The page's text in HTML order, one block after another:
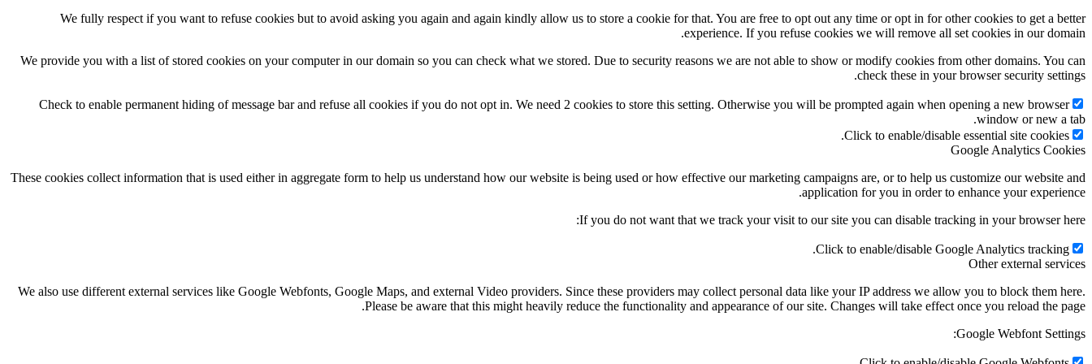
We fully respect if you want to refuse cookies but to avoid asking you again and again kindly allow us to store a cookie for that. You are free to opt out any time or opt in for other cookies to get a better
experience. If you refuse cookies we will remove all set cookies in our domain.
We provide you with a list of stored cookies on your computer in our domain so you can check what we stored. Due to security reasons we are not able to show or modify cookies from other domains. You can
check these in your browser security settings.
Check to enable permanent hiding of message bar and refuse all cookies if you do not opt in. We need 2 cookies to store this setting. Otherwise you will be prompted again when opening a new browser
window or new a tab.
Click to enable/disable essential site cookies.
Google Analytics Cookies
These cookies collect information that is used either in aggregate form to help us understand how our website is being used or how effective our marketing campaigns are, or to help us customize our website and
application for you in order to enhance your experience.
If you do not want that we track your visit to our site you can disable tracking in your browser here:
Click to enable/disable Google Analytics tracking.
Other external services
We also use different external services like Google Webfonts, Google Maps, and external Video providers. Since these providers may collect personal data like your IP address we allow you to block them here.
Please be aware that this might heavily reduce the functionality and appearance of our site. Changes will take effect once you reload the page.
Google Webfont Settings: